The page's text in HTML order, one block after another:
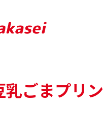
乳ごまプリン